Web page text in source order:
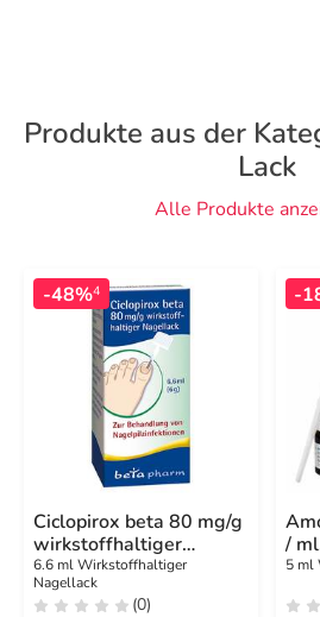
Produkte aus der
Lack
Alle Produkte
-48%4
Ciclopirox beta 80 mg/g
wirkstoffhaltiger
Nagellack
6.6 ml Wirkstoffhaltiger
Nagellack
(0)
-
/ ml
5 ml